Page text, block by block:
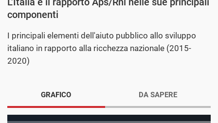
componenti
I principali elementi dell'aiuto pubblico allo sviluppo
italiano in rapporto alla ricchezza nazionale (2015-
2020)
GRAFICO DA SAPERE